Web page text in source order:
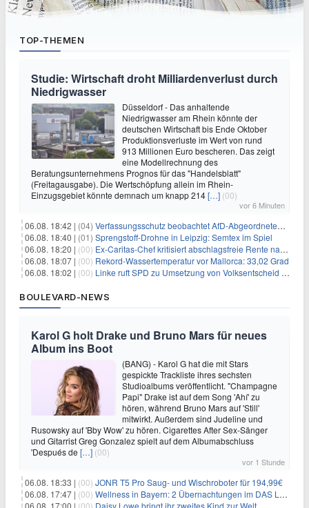
TOP-THEMEN
Studie: Wirtschaft droht Milliardenverlust durch
Niedrigwasser
Düsseldorf - Das anhaltende
Niedrigwasser am Rhein könnte der
deutschen Wirtschaft bis Ende Oktober
Produktionsverluste im Wert von rund
913 Millionen Euro bescheren. Das zeigt
eine Modellrechnung des
Beratungsunternehmens Prognos für das "Handelsblatt"
(Freitagausgabe). Die Wertschöpfung allein im Rhein-
Einzugsgebiet könnte demnach um knapp 214[…] (00)
vor 6 Minuten
06.08. 18:42 | (04) Verfassungsschutz beobachtet AfD-Abgeordneten Nolte
06.08. 18:40 | (01) Sprengstoff-Drohne in Leipzig: Semtex im Spiel
06.08. 18:20 | (00) Ex-Caritas-Chef kritisiert abschlagsfreie Rente nach 45 Jahren
06.08. 18:07 | (00) Rekord-Wassertemperatur vor Mallorca: 33,02 Grad
06.08. 18:02 | (00) Linke ruft SPD zu Umsetzung von Volksentscheid auf
BOULEVARD-NEWS
Karol G holt Drake und Bruno Mars für neues
Album ins Boot
(BANG) - Karol G hat die mit Stars
gespickte Trackliste ihres sechsten
Studioalbums veröffentlicht. "Champagne
Papi" Drake ist auf dem Song 'Ahí' zu
hören, während Bruno Mars auf 'Still'
mitwirkt. Außerdem sind Judeline und
Rusowsky auf 'Bby Wow' zu hören. Cigarettes After Sex-Sänger
und Gitarrist Greg Gonzalez spielt auf dem Albumabschluss
'Después de […] (00)
vor 1 Stunde
06.08. 18:33 | (00) JONR T5 Pro Saug- und Wischroboter für 194,99€
06.08. 17:47 | (00) Wellness in Bayern: 2 Übernachtungen im DAS LUDWIG Sports Resort inkl. HP + Wellness ab 174€ p.P.
06.08. 17:00 | (00) Daisy Lowe bringt ihr zweites Kind zur Welt